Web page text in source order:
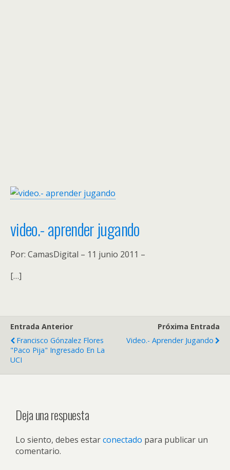
video.- aprender jugando
Por: CamasDigital – 11 junio 2011 –
[…]
Entrada Anterior
Francisco Gónzalez Flores
"Paco Pija" Ingresado En La
UCI
Próxima Entrada
Video.- Aprender Jugando
Deja una respuesta
Lo siento, debes estarconectado para publicar un
comentario.